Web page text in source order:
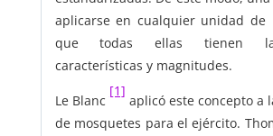
aplicarse en cualquier unidad de
que todas ellas tienen
características y magnitudes.
Le Blanc
[1]
aplicó este concepto a
de mosquetes para el ejército.